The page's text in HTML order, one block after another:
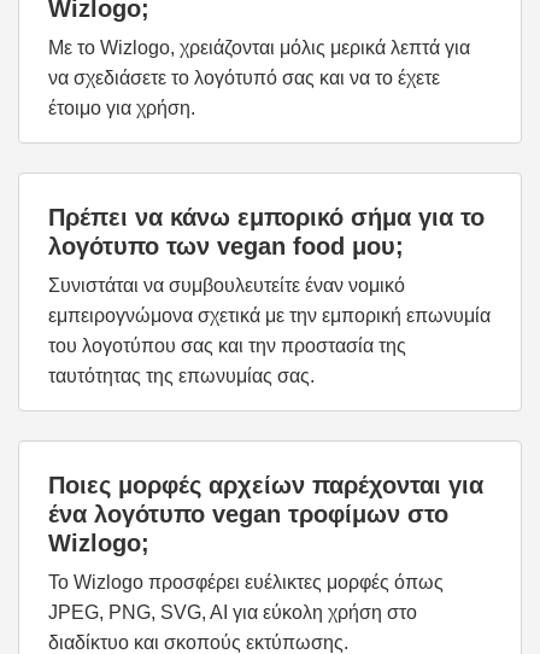
Wizlogo;
Με το Wizlogo, χρειάζονται μόλις μερικά λεπτά για
να σχεδιάσετε το λογότυπό σας και να το έχετε
έτοιμο για χρήση.
Πρέπει να κάνω εμπορικό σήμα για το
λογότυπο των vegan food μου;
Συνιστάται να συμβουλευτείτε έναν νομικό
εμπειρογνώμονα σχετικά με την εμπορική επωνυμία
του λογοτύπου σας και την προστασία της
ταυτότητας της επωνυμίας σας.
Ποιες μορφές αρχείων παρέχονται για
ένα λογότυπο vegan τροφίμων στο
Wizlogo;
Το Wizlogo προσφέρει ευέλικτες μορφές όπως
JPEG, PNG, SVG, AI για εύκολη χρήση στο
διαδίκτυο και σκοπούς εκτύπωσης.